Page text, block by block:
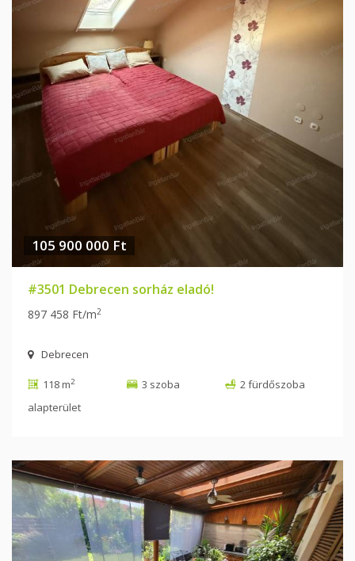
105 900 000 Ft
#3501 Debrecen sorház eladó!
897 458 Ft/m2
Debrecen
118 m2
alapterület
3 szoba 2 fürdőszoba